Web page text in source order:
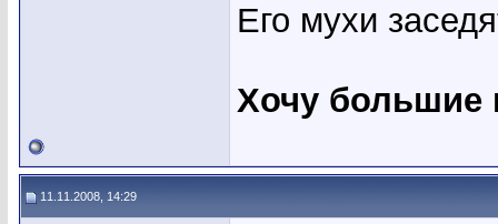
Его мухи
Хочу большие
11.11.2008, 14:29